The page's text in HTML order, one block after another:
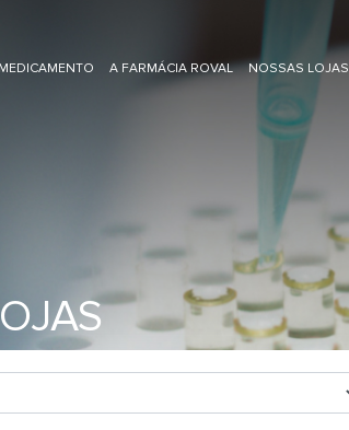
A FARMÁCIA ROVAL NOSSAS LOJAS